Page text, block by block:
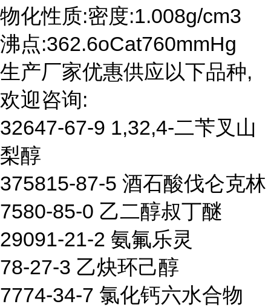
物化性质:密度:1.008g/cm3
沸点:362.6oCat760mmHg
生产厂家优惠供应以下品种,
欢迎咨询:
32647-67-9 1,32,4-二苄叉山
梨醇
375815-87-5 酒石酸伐仑克林
7580-85-0 乙二醇叔丁醚
29091-21-2 氨氟乐灵
78-27-3 乙炔环己醇
7774-34-7 氯化钙六水合物